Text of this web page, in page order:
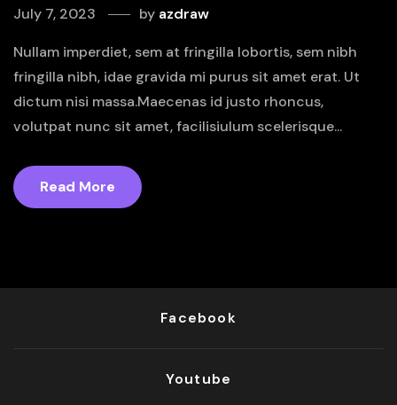
July 7, 2023 by azdraw
Nullam imperdiet, sem at fringilla lobortis, sem nibh
fringilla nibh, idae gravida mi purus sit amet erat. Ut
dictum nisi massa.Maecenas id justo rhoncus,
volutpat nunc sit amet, facilisiulum scelerisque...
Read More
Facebook
Youtube